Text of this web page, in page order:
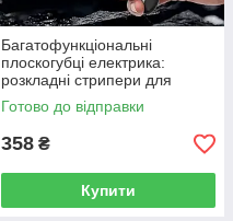
Багатофункціональні
плоскогубці електрика:
розкладні стрипери для
зачистки та обтискання
проводів
Готово до відправки
358 ₴
Купити